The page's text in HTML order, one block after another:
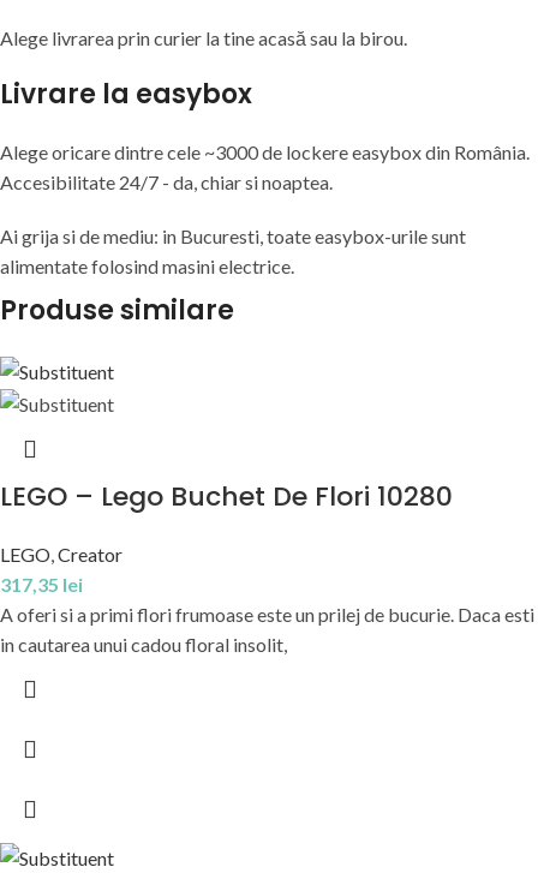
Alege livrarea prin curier latineacasă sau la birou.
Livrare la easybox
Alege oricare dintre cele ~3000 de lockere easybox din România.
Accesibilitate 24/7 - da, chiar si noaptea.
Ai grija si de mediu: in Bucuresti, toate easybox-urile sunt
alimentate folosind masini electrice.
Produse similare
LEGO – Lego Buchet De Flori 10280
LEGO,Creator
317,35 lei
A oferi si a primi flori frumoase este un prilej de bucurie. Daca esti
in cautarea unui cadou floral insolit,